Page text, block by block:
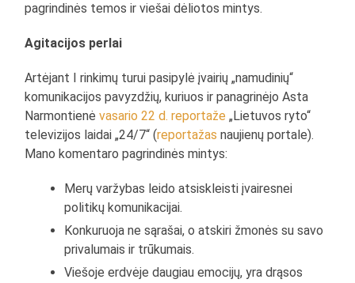
pagrindinės temos ir viešai dėliotos mintys.
Agitacijos perlai
Artėjant I rinkimų turui pasipylė įvairių „namudinių“
komunikacijos pavyzdžių, kuriuos ir panagrinėjo Asta
Narmontienėvasario 22 d. reportaže „Lietuvos ryto“
televizijos laidai „24/7“ (reportažas naujienų portale).
Mano komentaro pagrindinės mintys:
Merų varžybas leido atsiskleisti įvairesnei
politikų komunikacijai.
Konkuruoja ne sąrašai, o atskiri žmonės su savo
privalumais ir trūkumais.
Viešoje erdvėje daugiau emocijų, yra drąsos